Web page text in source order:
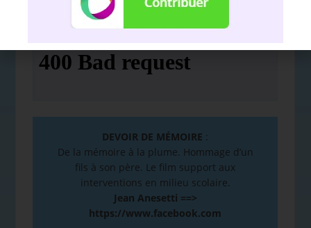
Nous soutenir avec l'association
Hello
DEVOIR DE MÉMOIRE :
De la mémoire à la plume. Hommage d’un
fils à son père. Le film support aux
interventions en milieu scolaire.
Jean Anesetti ==>
https://www.facebook.com